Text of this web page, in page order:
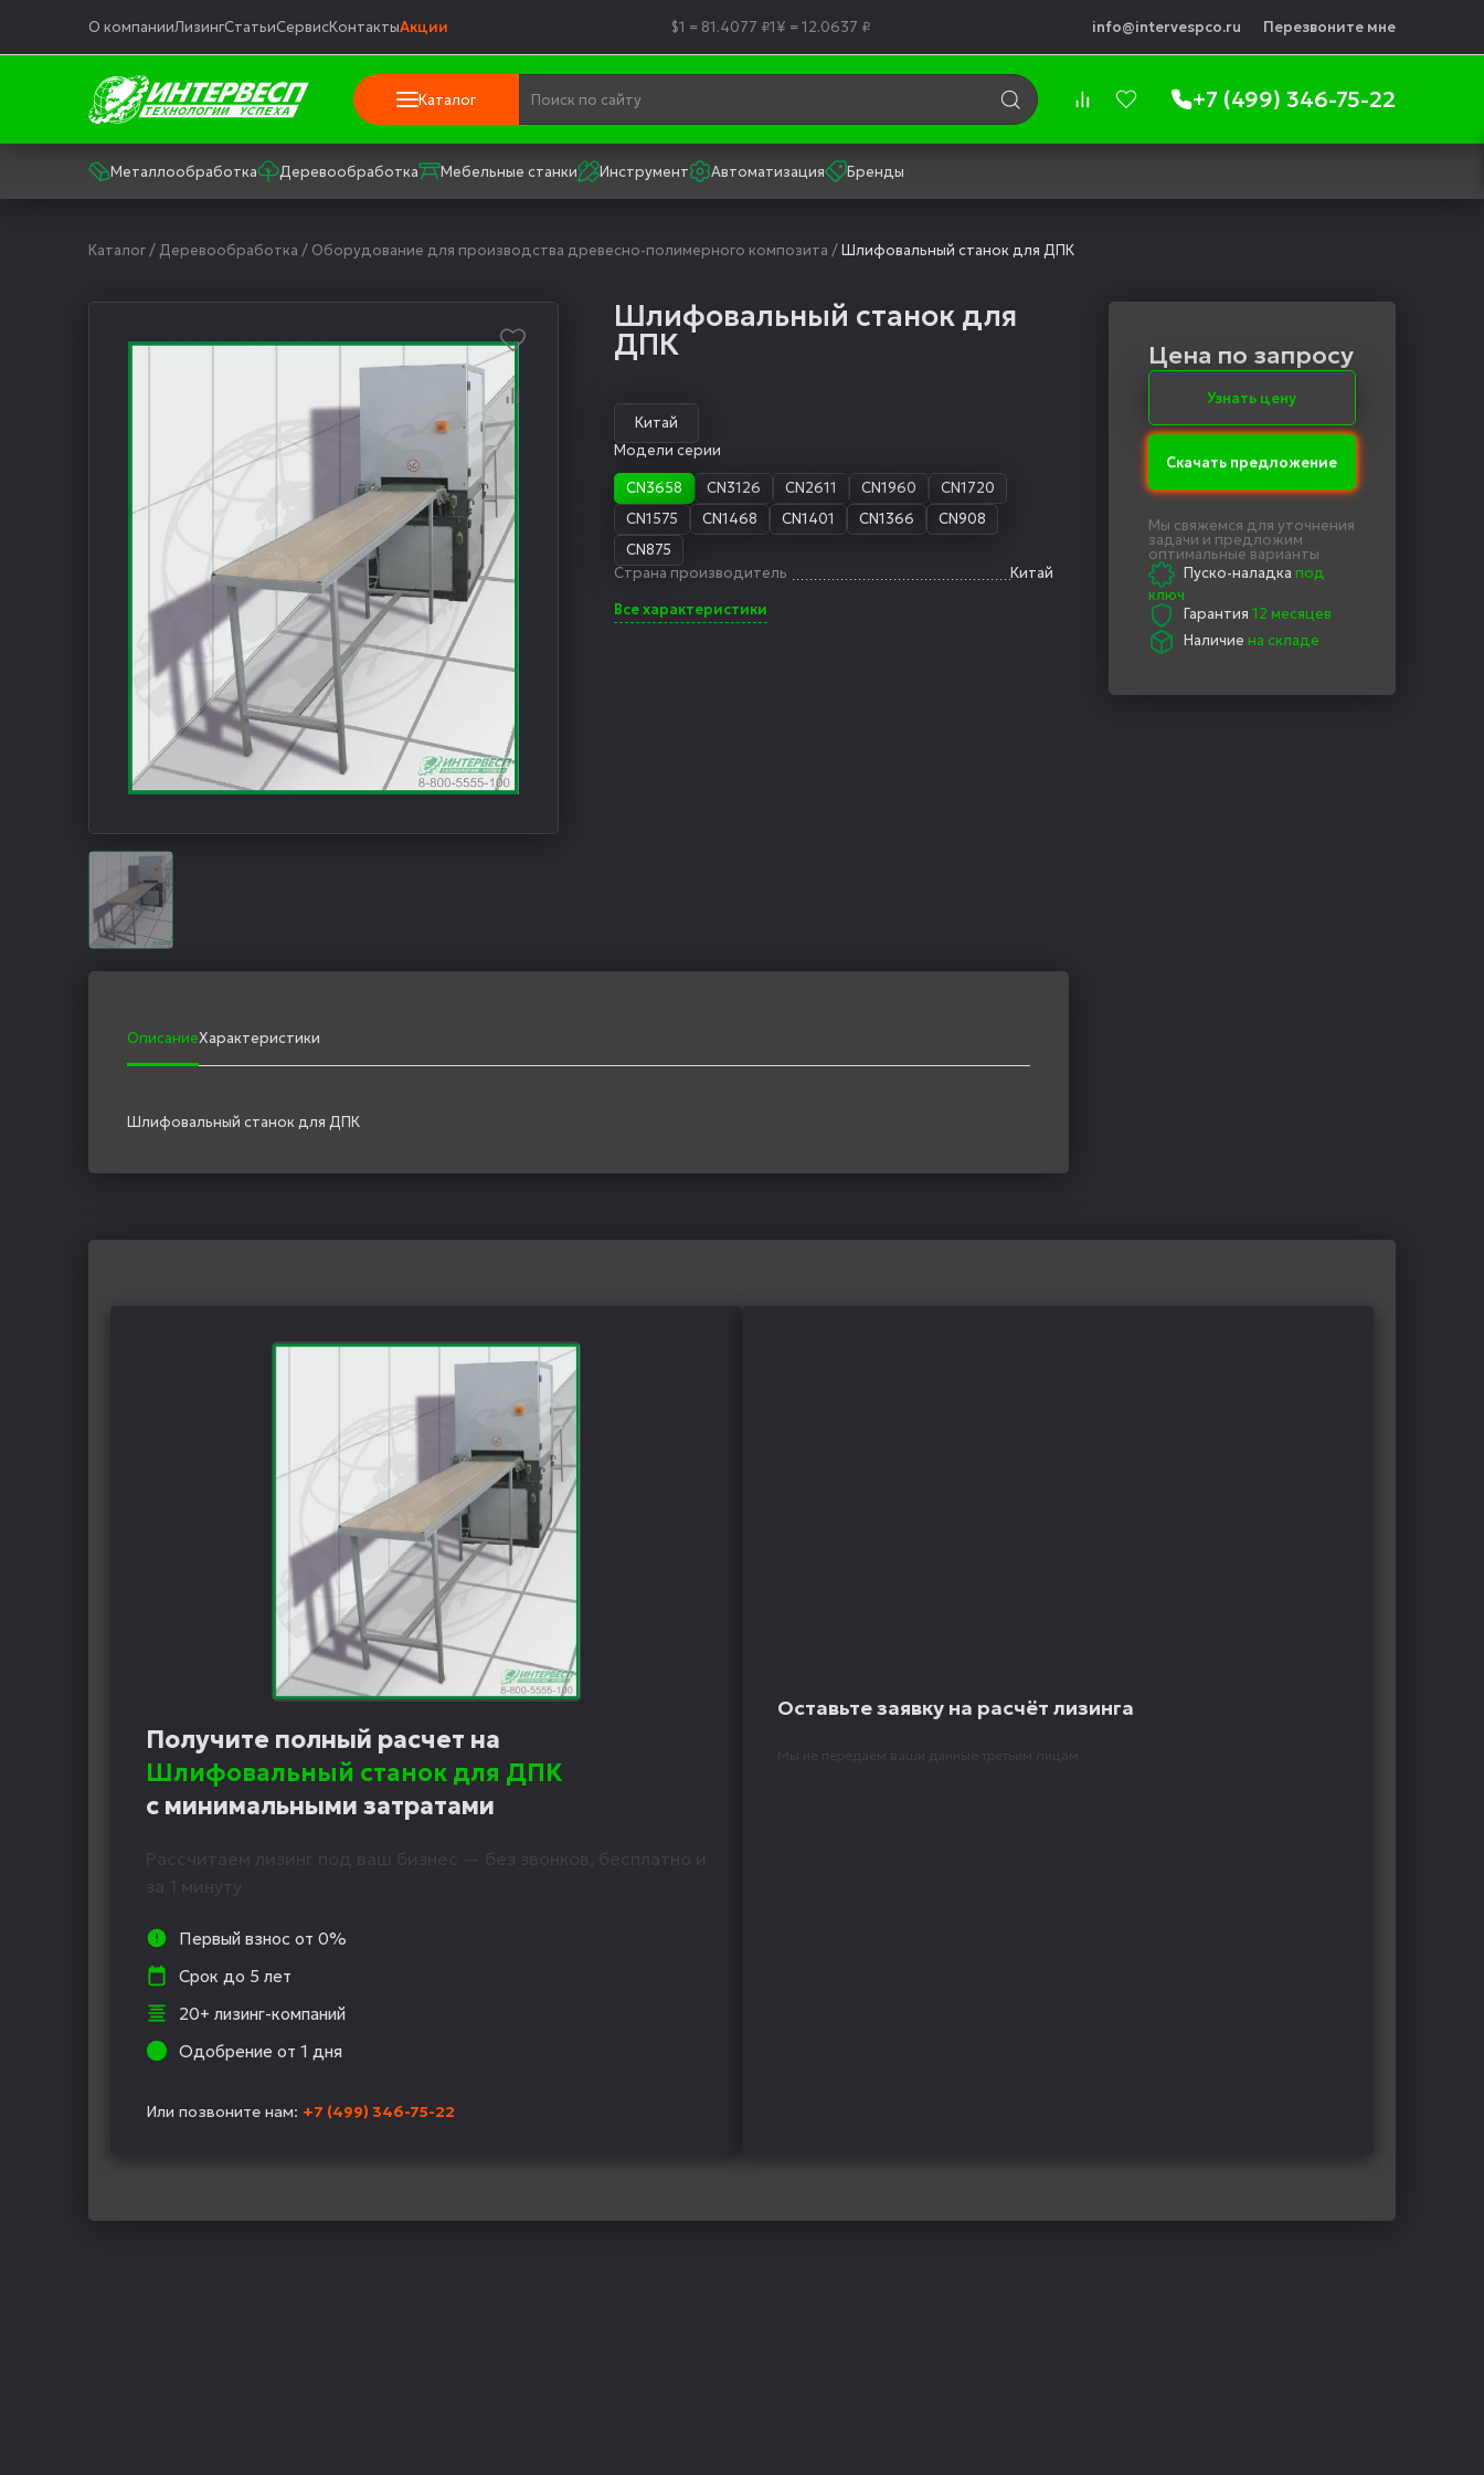
О компанииЛизингСтатьиСервисКонтактыАкции $1 = 81.4077 ₽1¥ = 12.0637 ₽ info@intervespco.ru Перезвоните мне
Каталог +7 (499) 346-75-22
Металлообработка Деревообработка Мебельные станки Инструмент Автоматизация Бренды
Каталог/ Деревообработка / Оборудование для производства древесно-полимерного композита /Шлифовальный станок для ДПК
Шлифовальный станок для
ДПК
Китай
Модели серии
CN3658
CN3126 CN2611 CN1960
CN1720
CN1575
CN1468 CN1401 CN1366
CN908
CN875
Страна производитель
Китай
Все характеристики
Цена по запросу
Узнать цену
Скачать предложение
Мы свяжемся для уточнения
задачи и предложим
оптимальные варианты
Пуско-наладка под
ключ
Гарантия 12 месяцев
Наличие на складе
ОписаниеХарактеристики
Шлифовальный станок для ДПК
Получите полный расчет на
Шлифовальный станок для ДПК
с минимальными затратами
Рассчитаем лизинг под ваш бизнес — без звонков, бесплатно и
за 1 минуту
Первый взнос от 0%
Срок до 5 лет
20+ лизинг-компаний
Одобрение от 1 дня
Или позвоните нам: +7 (499) 346-75-22
Оставьте заявку на расчёт лизинга
Мы не передаём ваши данные третьим лицам